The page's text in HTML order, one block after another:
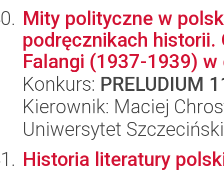
Mity polityczne w
podręcznikach historii.
Falangi (1937-1939)
Konkurs: PRELUDIUM
Kierownik: Maciej
Uniwersytet
Historia literatury